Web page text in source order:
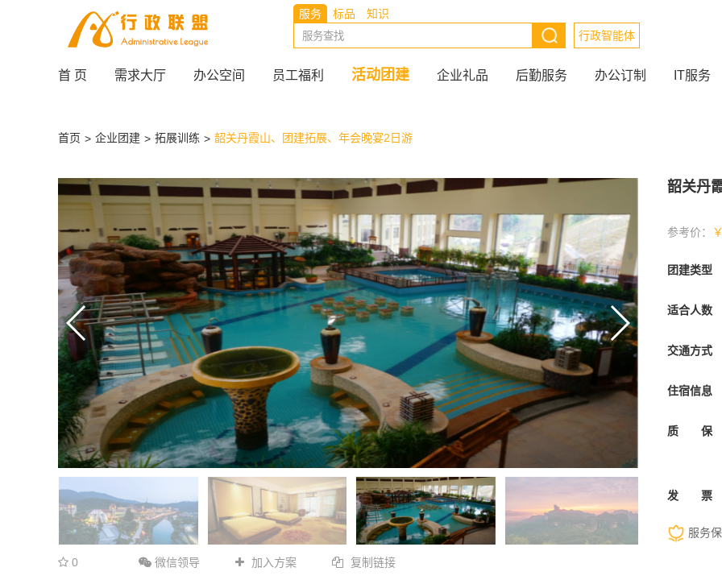
服务 标品
知识
行政智能体
首 页 需求大厅 办公空间 员工福利 活动团建 企业礼品 后勤服务 办公订制 IT服务
首页 > 企业团建 > 拓展训练 > 韶关丹霞山、团建拓展、年会晚宴2日游
0 微信领导 加入方案 复制链接
韶关丹
参考价：
团建类型
适合人数
交通方式
住宿信息
质 保
发 票
服务